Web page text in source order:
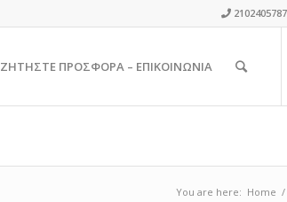
ΖΗΤΗΣΤΕ ΠΡΟΣΦΟΡΑ – ΕΠΙΚΟΙΝΩΝΙΑ
You are here: Home /